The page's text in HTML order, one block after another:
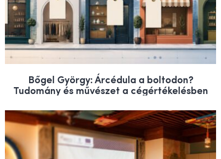
Bőgel György: Árcédula a boltodon?
Tudomány és művészet a cégértékelésben